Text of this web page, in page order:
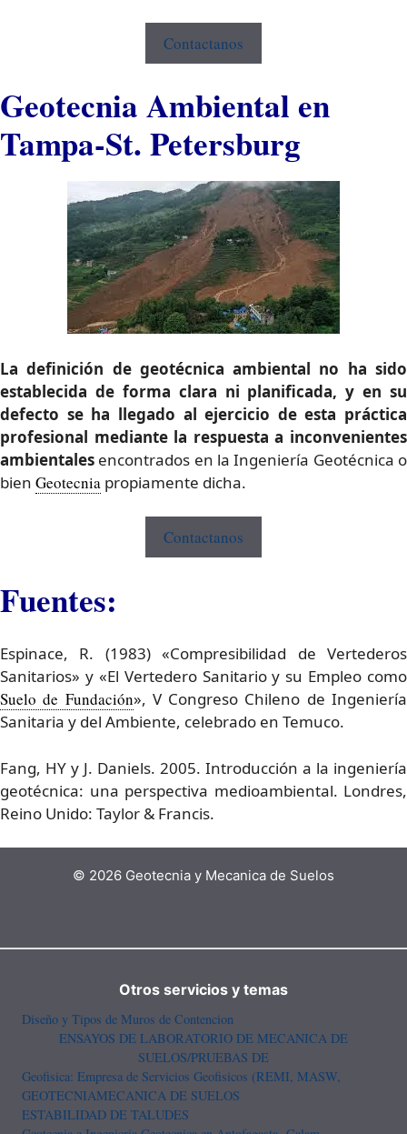
Contactanos
Geotecnia Ambiental en
Tampa-St. Petersburg
La definición de geotécnica ambiental no ha sido
establecida de forma clara ni planificada, y en su
defecto se ha llegado al ejercicio de esta práctica
profesional mediante la respuesta a inconvenientes
ambientales encontrados en la Ingeniería Geotécnica o
bien Geotecnia propiamente dicha.
Contactanos
Fuentes:
Espinace, R. (1983) «Compresibilidad de Vertederos
Sanitarios» y «El Vertedero Sanitario y su Empleo como
Suelo de Fundación», V Congreso Chileno de Ingeniería
Sanitaria y del Ambiente, celebrado en Temuco.
Fang, HY y J. Daniels. 2005. Introducción a la ingeniería
geotécnica: una perspectiva medioambiental. Londres,
Reino Unido: Taylor & Francis.
© 2026 Geotecnia y Mecanica de Suelos
Otros servicios y temas
Diseño y Tipos de Muros de Contencion
ENSAYOS DE LABORATORIO DE MECANICA DE
SUELOS/PRUEBAS DE
Geofisica: Empresa de Servicios Geofisicos (REMI, MASW,
GEOTECNIAMECANICA DE SUELOS
ESTABILIDAD DE TALUDES